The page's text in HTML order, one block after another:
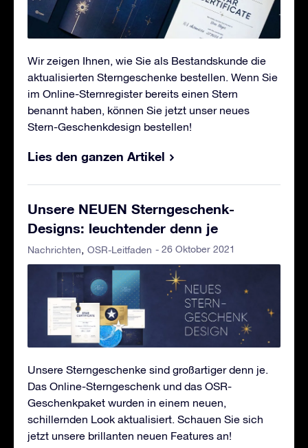
Wir zeigen Ihnen, wie Sie als Bestandskunde die
aktualisierten Sterngeschenke bestellen. Wenn Sie
im Online-Sternregister bereits einen Stern
benannt haben, können Sie jetzt unser neues
Stern-Geschenkdesign bestellen!
Lies den ganzen Artikel
Unsere NEUEN Sterngeschenk-
Designs: leuchtender denn je
Nachrichten OSR-Leitfaden - 26 Oktober 2021
Unsere Sterngeschenke sind großartiger denn je.
Das Online-Sterngeschenk und das OSR-
Geschenkpaket wurden in einem neuen,
schillernden Look aktualisiert. Schauen Sie sich
jetzt unsere brillanten neuen Features an!